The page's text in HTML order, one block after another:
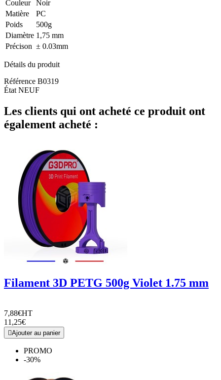
Couleur
Noir
Matière
PC
Poids
500g
Diamètre 1,75 mm
Précison ± 0.03mm
Détails du produit
Référence B0319
État NEUF
Les clients qui ont acheté ce produit ont
également acheté :
Filament 3D PETG 500g Violet 1.75 mm
7,88€HT
11,25€
Ajouter au panier
PROMO
-30%